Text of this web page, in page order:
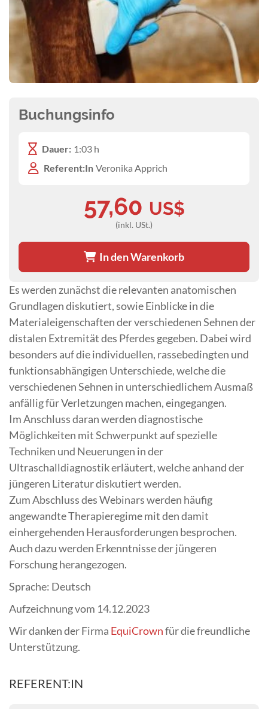
Es werden zunächst die relevanten anatomischen
Grundlagen diskutiert, sowie Einblicke in die
Materialeigenschaften der verschiedenen Sehnen der
distalen Extremität des Pferdes gegeben. Dabei wird
besonders auf die individuellen, rassebedingten und
funktionsabhängigen Unterschiede, welche die
verschiedenen Sehnen in unterschiedlichem Ausmaß
anfällig für Verletzungen machen, eingegangen.
Im Anschluss daran werden diagnostische
Möglichkeiten mit Schwerpunkt auf spezielle
Techniken und Neuerungen in der
Ultraschalldiagnostik erläutert, welche anhand der
jüngeren Literatur diskutiert werden.
Zum Abschluss des Webinars werden häufig
angewandte Therapieregime mit den damit
einhergehenden Herausforderungen besprochen.
Auch dazu werden Erkenntnisse der jüngeren
Forschung herangezogen.
Sprache: Deutsch
Aufzeichnung vom 14.12.2023
Wir danken der Firma EquiCrownfür die freundliche
Unterstützung.
REFERENT:IN
Buchungsinfo
Dauer: 1:03 h
Referent:In Veronika Apprich
57,60 US$
(inkl. USt.)
In den Warenkorb